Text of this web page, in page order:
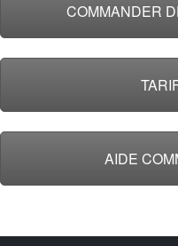
COMMANDER
AIDE